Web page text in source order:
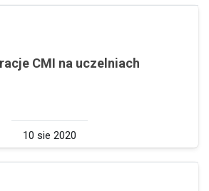
CMI na uczelniach
10 sie 2020